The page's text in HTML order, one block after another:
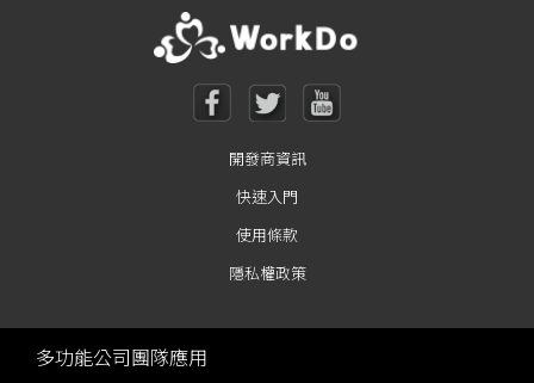
開發商資訊
快速入門
使用條款
隱私權政策
多功能公司團隊應用